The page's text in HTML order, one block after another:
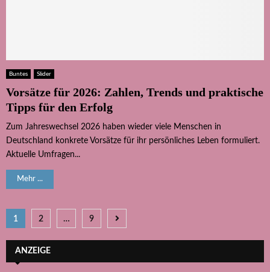
Buntes Slider
Vorsätze für 2026: Zahlen, Trends und praktische
Tipps für den Erfolg
Zum Jahreswechsel 2026 haben wieder viele Menschen in
Deutschland konkrete Vorsätze für ihr persönliches Leben formuliert.
Aktuelle Umfragen...
Mehr ...
Seitennummerierung
der
Beiträge
1 2 … 9
ANZEIGE